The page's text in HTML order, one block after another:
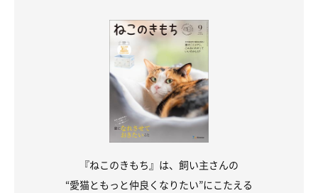
（写真左から）先住猫・ちゃかくん、ごましおくん。ちゃかくんも元保護猫
で、猫風邪で弱っていたところを保護されて、のちに飼い主さんの家にやっ
ごましおくんは、一緒に暮らす先住猫・ちゃかくんとは
なのだそう。飼い主さんがごましおくんをなでる
と、ちゃかくんの気に障るようで、その直後によく“ニャンプ
『ねこのきもち』は、飼い主さんの
“愛猫ともっと仲良くなりたい”にこたえる